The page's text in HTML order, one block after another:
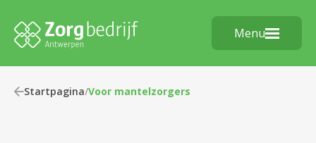
Menu
Startpagina/Voor mantelzorgers